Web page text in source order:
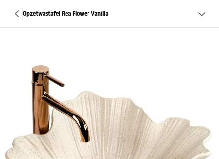
Opzetwastafel Rea Flower Vanilla